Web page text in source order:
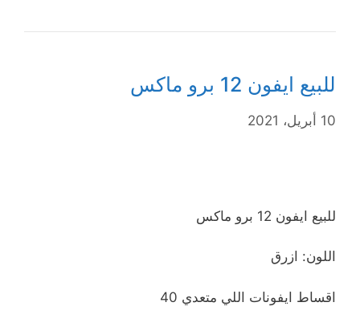
للبيع ايفون 12 برو ماكس
10 أبريل، 2021
للبيع ايفون 12 برو ماكس
اللون: ازرق
اقساط ايفونات اللي متعدي 40